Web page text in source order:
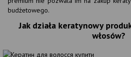
budżetowego.
Jak działa keratynowy
włosów?